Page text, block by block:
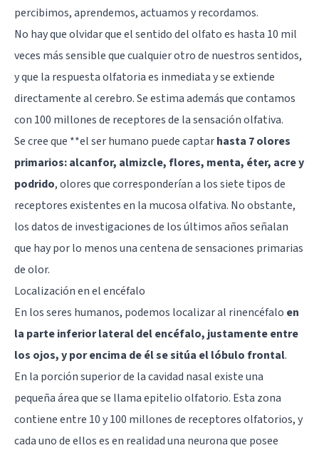
percibimos, aprendemos, actuamos y recordamos.
No hay que olvidar que el sentido del olfato es hasta 10 mil
veces más sensible que cualquier otro de nuestros sentidos,
y que la respuesta olfatoria es inmediata y se extiende
directamente al cerebro. Se estima además que contamos
con 100 millones de receptores de la sensación olfativa.
Se cree que **el ser humano puede captarhasta 7 olores
primarios: alcanfor, almizcle, flores, menta, éter, acre y
podrido, olores que corresponderían a los siete tipos de
receptores existentes en la mucosa olfativa. No obstante,
los datos de investigaciones de los últimos años señalan
que hay por lo menos una centena de sensaciones primarias
de olor.
Localización en el encéfalo
En los seres humanos, podemos localizar al rinencéfalo en
la parte inferior lateral del encéfalo, justamente entre
los ojos, y por encima de él se sitúa el lóbulo frontal.
En la porción superior de la cavidad nasal existe una
pequeña área que se llama epitelio olfatorio. Esta zona
contiene entre 10 y 100 millones de receptores olfatorios, y
cada uno de ellos es en realidad una neurona que posee